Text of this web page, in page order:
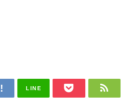
LINE